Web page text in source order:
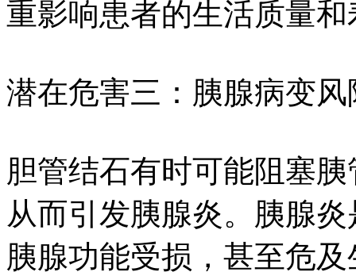
重影响患者的生活质量和
潜在危害三：胰腺病变风
胆管结石有时可能阻塞
从而引发胰腺炎。胰腺
胰腺功能受损，甚至危